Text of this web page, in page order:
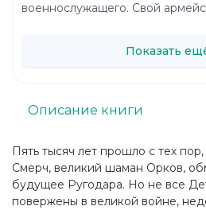
Пять тысяч лет прошло с тех
Смерч, великий шаман Орков,
будущее Ругодара. Но не все
повержены в великой войне,
Описание книги
военнослужащего. Свой
Показать